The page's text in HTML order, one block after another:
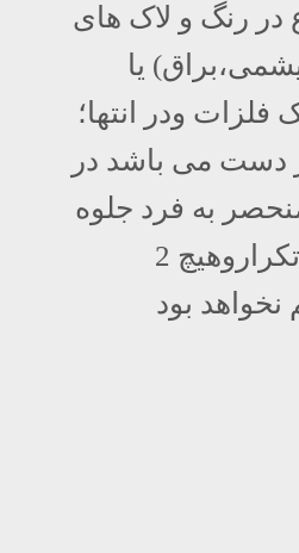
در رنگ و لاک های
یا
ودر انتها؛
دست می باشد در
به فرد جلوه
می دهد و غیرقابل تکراروهیچ 2
بود